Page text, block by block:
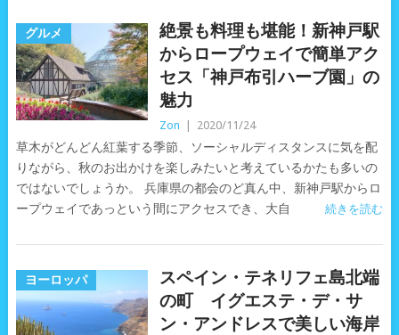
グルメ
絶景も料理も堪能！新神戸駅
からロープウェイで簡単アク
セス「神戸布引ハーブ園」の
魅力
Zon 2020/11/24
草木がどんどん紅葉する季節、ソーシャルディスタンスに気を配
りながら、秋のお出かけを楽しみたいと考えているかたも多いの
ではないでしょうか。 兵庫県の都会のど真ん中、新神戸駅からロ
ープウェイであっという間にアクセスでき、大自
続きを読む
ヨーロッパ
スペイン・テネリフェ島北端
の町 イグエステ・デ・サ
ン・アンドレスで美しい海岸